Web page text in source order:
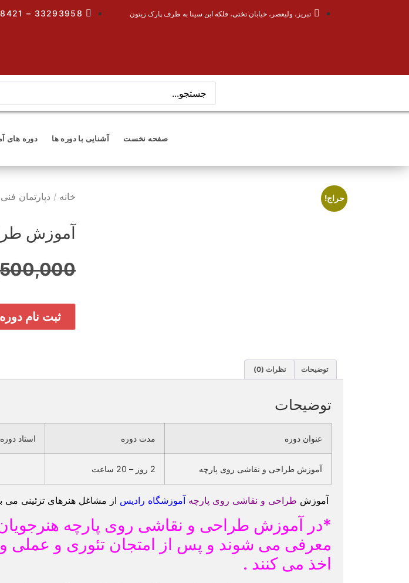
تبریز، ولیعصر، خیابان تختی، فلکه ابن سینا به طرف پارک زیتون 33293958 – 33298421 – ( 041)
صفحه نخست آشنایی با دوره ها دوره های
حراج! خانه / دپارتمان
آموزش
ثبت نام دوره
توضیحات نظرات (0)
توضیحات
عنوان دوره مدت دوره استاد دوره
آموزش طراحی و نقاشی روی پارچه 2 روز – 20 ساعت
آموزش طراحی و نقاشی روی پارچه آموزشگاه رادیس از مشاغل هنرهای تزئینی می
*در آموزش طراحی و نقاشی روی پارچه هنرجویان
معرفی می شوند و پس از امتجان تئوری و عملی
اخذ می کنند .